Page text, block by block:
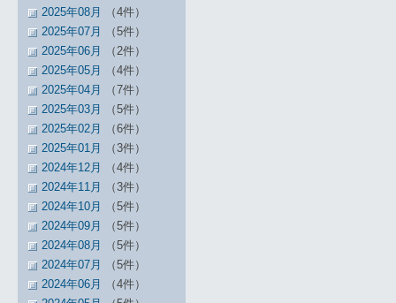
2025年08月
（4件）
2025年07月
（5件）
2025年06月
（2件）
2025年05月
（4件）
2025年04月
（7件）
2025年03月
（5件）
2025年02月
（6件）
2025年01月
（3件）
2024年12月
（4件）
2024年11月
（3件）
2024年10月
（5件）
2024年09月
（5件）
2024年08月
（5件）
2024年07月
（5件）
2024年06月
（4件）